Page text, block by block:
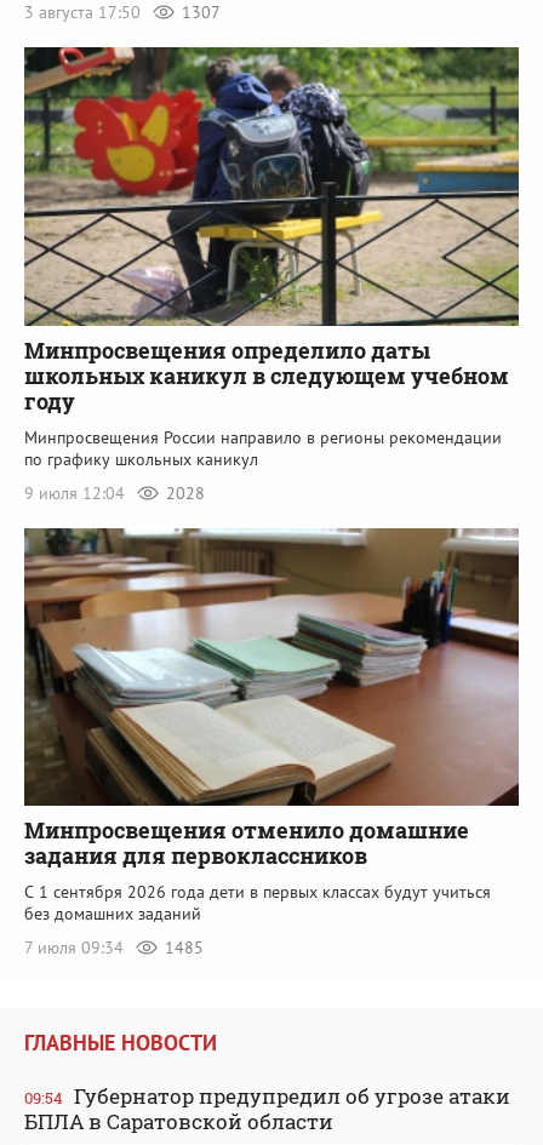
3 августа 17:50 1307
Минпросвещения определило даты
школьных каникул в следующем учебном
году
Минпросвещения России направило в регионы рекомендации
по графику школьных каникул
9 июля 12:04
2028
Минпросвещения отменило домашние
задания для первоклассников
С 1 сентября 2026 года дети в первых классах будут учиться
без домашних заданий
7 июля 09:34
1485
ГЛАВНЫЕ НОВОСТИ
09:54 Губернатор предупредил об угрозе атаки
БПЛА в Саратовской области